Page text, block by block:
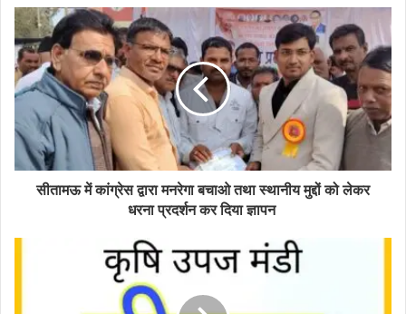
सीतामऊ में कांग्रेस द्वारा मनरेगा बचाओ तथा स्थानीय मुद्दों को लेकर
धरना प्रदर्शन कर दिया ज्ञापन